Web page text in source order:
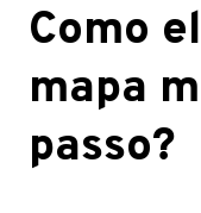
Como
mapa
passo?